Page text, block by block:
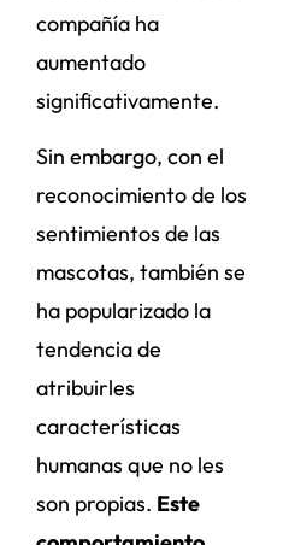
compañía ha
aumentado
significativamente.
Sin embargo, con el
reconocimiento de los
sentimientos de las
mascotas, también se
ha popularizado la
tendencia de
atribuirles
características
humanas que no les
son propias. Este